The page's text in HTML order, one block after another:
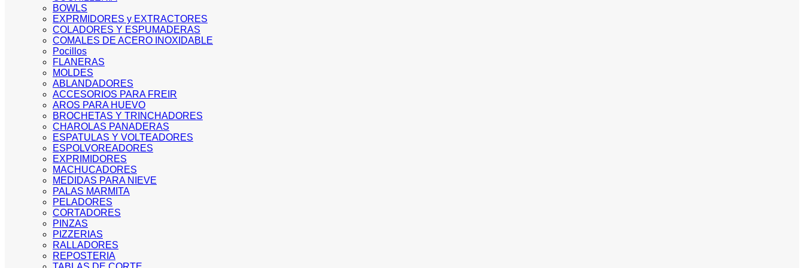
BOWLS
EXPRMIDORES y EXTRACTORES
COLADORES Y ESPUMADERAS
COMALES DE ACERO INOXIDABLE
Pocillos
FLANERAS
MOLDES
ABLANDADORES
ACCESORIOS PARA FREIR
AROS PARA HUEVO
BROCHETAS Y TRINCHADORES
CHAROLAS PANADERAS
ESPATULAS Y VOLTEADORES
ESPOLVOREADORES
EXPRIMIDORES
MACHUCADORES
MEDIDAS PARA NIEVE
PALAS MARMITA
PELADORES
CORTADORES
PINZAS
PIZZERIAS
RALLADORES
REPOSTERIA